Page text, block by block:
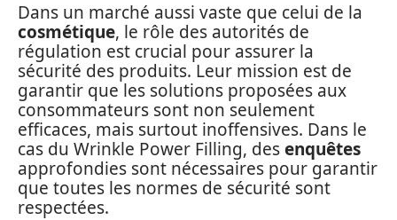
Dans un marché aussi vaste que celui de la
cosmétique, le rôle des autorités de
régulation est crucial pour assurer la
sécurité des produits. Leur mission est de
garantir que les solutions proposées aux
consommateurs sont non seulement
efficaces, mais surtout inoffensives. Dans le
cas du Wrinkle Power Filling, desenquêtes
approfondies sont nécessaires pour garantir
que toutes les normes de sécurité sont
respectées.